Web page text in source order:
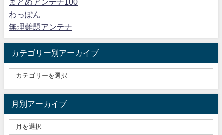
まとめアンテナ100
わっぽん
無理難題アンテナ
カテゴリー別アーカイブ
月別アーカイブ